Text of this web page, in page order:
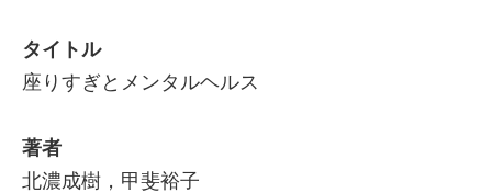
タイトル
座りすぎとメンタルヘルス
著者
北濃成樹，甲斐裕子